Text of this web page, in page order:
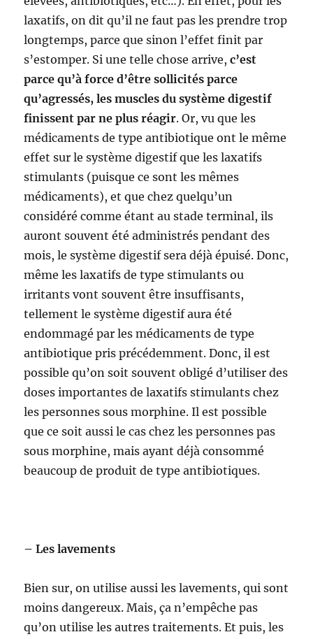
laxatifs, on dit qu’il ne faut pas les prendre trop
longtemps, parce que sinon l’effet finit par
s’estomper. Si une telle chose arrive,c’est
parce qu’à force d’être sollicités parce
qu’agressés, les muscles du système digestif
finissent par ne plus réagir. Or, vu que les
médicaments de type antibiotique ont le même
effet sur le système digestif que les laxatifs
stimulants (puisque ce sont les mêmes
médicaments), et que chez quelqu’un
considéré comme étant au stade terminal, ils
auront souvent été administrés pendant des
mois, le système digestif sera déjà épuisé. Donc,
même les laxatifs de type stimulants ou
irritants vont souvent être insuffisants,
tellement le système digestif aura été
endommagé par les médicaments de type
antibiotique pris précédemment. Donc, il est
possible qu’on soit souvent obligé d’utiliser des
doses importantes de laxatifs stimulants chez
les personnes sous morphine. Il est possible
que ce soit aussi le cas chez les personnes pas
sous morphine, mais ayant déjà consommé
beaucoup de produit de type antibiotiques.
– Les lavements
Bien sur, on utilise aussi les lavements, qui sont
moins dangereux. Mais, ça n’empêche pas
qu’on utilise les autres traitements. Et puis, les